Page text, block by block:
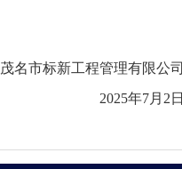
茂名市标新工程管理有限公司
2025年7月 2 日